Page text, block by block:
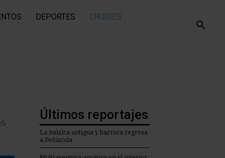
DEPORTES CRUISES
Últimos reportajes
La música antigua y barroca regresa
a Peñíscola